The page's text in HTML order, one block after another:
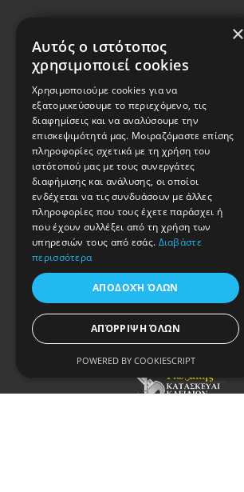
Security doors
Information
×
Αυτός ο ιστότοπος
χρησιμοποιεί cookies
Χρησιμοποιούμε cookies για να
εξατομικεύσουμε το περιεχόμενο, τις
διαφημίσεις και να αναλύσουμε την
επισκεψιμότητά μας. Μοιραζόμαστε επίσης
πληροφορίες σχετικά με τη χρήση του
ιστότοπού μας με τους συνεργάτες
διαφήμισης και ανάλυσης, οι οποίοι
ενδέχεται να τις συνδυάσουν με άλλες
πληροφορίες που τους έχετε παράσχει ή
που έχουν συλλέξει από τη χρήση των
υπηρεσιών τους από εσάς. Διαβάστε
περισσότερα
ΑΠΟΔΟΧΉ ΌΛΩΝ
ΑΠΌΡΡΙΨΗ ΌΛΩΝ
POWERED BY COOKIESCRIPT